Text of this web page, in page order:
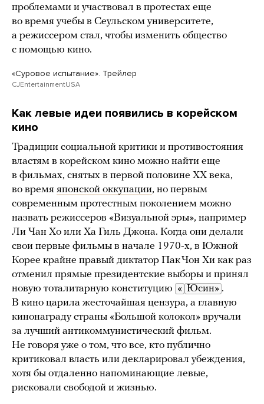
проблемами и участвовал в протестах еще
во время учебы в Сеульском университете,
а режиссером стал, чтобы изменить общество
с помощью кино.
«Суровое испытание». Трейлер
CJEntertainmentUSA
Как левые идеи появились в корейском
кино
Традиции социальной критики и противостояния
властям в корейском кино можно найти еще
в фильмах, снятых в первой половине ХХ века,
во время японской оккупации, но первым
современным протестным поколением можно
назвать режиссеров «Визуальной эры», например
Ли Чан Хо или Ха Гиль Джона. Когда они делали
свои первые фильмы в начале 1970-х, в Южной
Корее крайне правый диктатор Пак Чон Хи как раз
отменил прямые президентские выборы и принял
новую тоталитарную конституцию « Юсин» .
В кино царила жесточайшая цензура, а главную
кинонаграду страны «Большой колокол» вручали
за лучший антикоммунистический фильм.
Не говоря уже о том, что все, кто публично
критиковал власть или декларировал убеждения,
хотя бы отдаленно напоминающие левые,
рисковали свободой и жизнью.